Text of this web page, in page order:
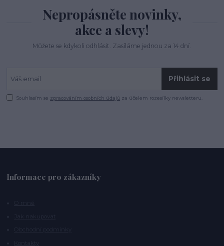
Nepropásněte novinky,
akce a slevy!
Můžete se kdykoli odhlásit. Zasíláme jednou za 14 dní.
Přihlásit se
Souhlasím se zpracováním osobních údajů za účelem rozesílky newsletteru.
Informace pro zákazníky